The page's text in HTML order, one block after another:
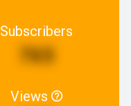
Subscribers
765
Views